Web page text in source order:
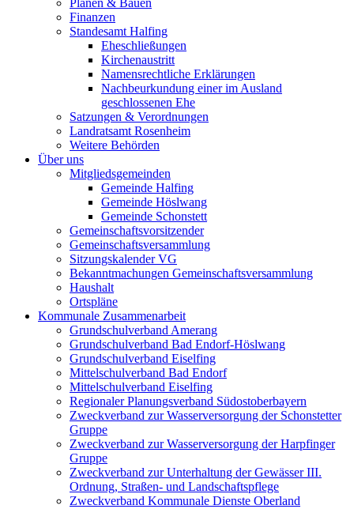
Planen & Bauen
Finanzen
Standesamt Halfing
Eheschließungen
Kirchenaustritt
Namensrechtliche Erklärungen
Nachbeurkundung einer im Ausland
geschlossenen Ehe
Satzungen & Verordnungen
Landratsamt Rosenheim
Weitere Behörden
Über uns
Mitgliedsgemeinden
Gemeinde Halfing
Gemeinde Höslwang
Gemeinde Schonstett
Gemeinschaftsvorsitzender
Gemeinschaftsversammlung
Sitzungskalender VG
Bekanntmachungen Gemeinschaftsversammlung
Haushalt
Ortspläne
Kommunale Zusammenarbeit
Grundschulverband Amerang
Grundschulverband Bad Endorf-Höslwang
Grundschulverband Eiselfing
Mittelschulverband Bad Endorf
Mittelschulverband Eiselfing
Regionaler Planungsverband Südostoberbayern
Zweckverband zur Wasserversorgung der Schonstetter
Gruppe
Zweckverband zur Wasserversorgung der Harpfinger
Gruppe
Zweckverband zur Unterhaltung der Gewässer III.
Ordnung, Straßen- und Landschaftspflege
Zweckverband Kommunale Dienste Oberland